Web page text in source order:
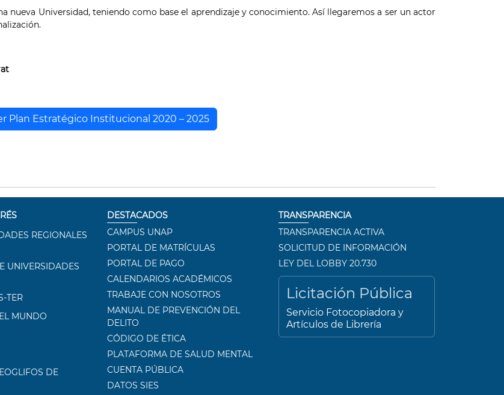
nueva Universidad, teniendo como base el aprendizaje y conocimiento. Así llegaremos a ser un actor
Plan Estratégico Institucional 2020 – 2025
REGIONALES
UNIVERSIDADES
TER
MUNDO
DE
DESTACADOS
CAMPUS UNAP
PORTAL DE MATRÍCULAS
PORTAL DE PAGO
CALENDARIOS ACADÉMICOS
TRABAJE CON NOSOTROS
MANUAL DE PREVENCIÓN DEL
DELITO
CÓDIGO DE ÉTICA
PLATAFORMA DE SALUD MENTAL
CUENTA PÚBLICA
DATOS SIES
TRANSPARENCIA
TRANSPARENCIA ACTIVA
SOLICITUD DE INFORMACIÓN
LEY DEL LOBBY 20.730
Licitación Pública
Servicio Fotocopiadora y
Artículos de Librería